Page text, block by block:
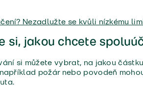
Nezadlužte se kvůli nízkému
si, jakou chcete
si můžete vybrat, na jakou
například požár nebo povodeň